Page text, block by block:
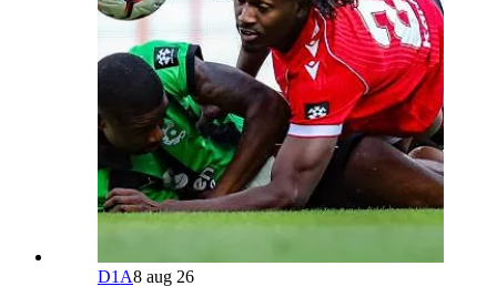
D1A8 aug 26